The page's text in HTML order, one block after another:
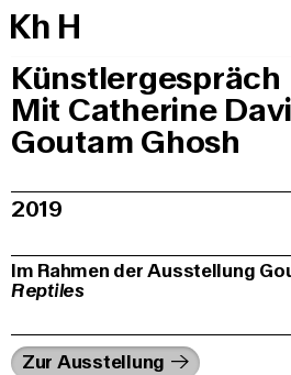
Kh H
Künstlergespräch
Mit Catherine
Goutam Ghosh
2019
Im Rahmen der Ausstellung
Reptiles
Zur Ausstellung